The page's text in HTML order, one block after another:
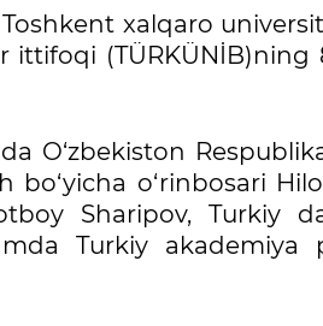
xalqaro
(TÜRKÜNİB)ning
O‘zbekiston
o‘rinbosari
Sharipov, Turkiy
Turkiy akademiya